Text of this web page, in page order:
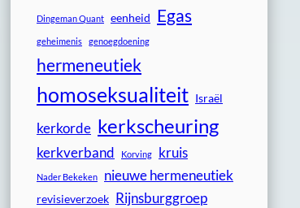
Dingeman Quant eenheid Egas
geheimenis genoegdoening
hermeneutiek
homoseksualiteit Israël
kerkorde kerkscheuring
kerkverband Korving kruis
Nader Bekeken nieuwe hermeneutiek
revisieverzoek Rijnsburggroep